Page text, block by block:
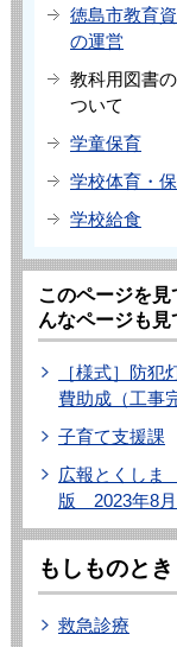
徳島市教育
の運営
教科用図書
ついて
学童保育
学校体育・
学校給食
このページを見
んなページも見
［様式］防犯
費助成（工事
子育て支援課
広報とくしま
版 2023年8
もしものとき
救急診療